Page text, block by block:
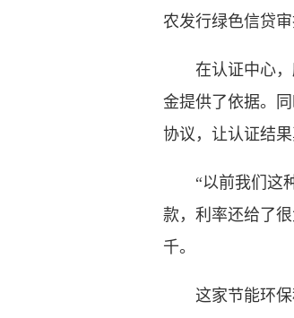
农发行绿色信贷
在认证中心，所
金提供了依据。
协议，让认证结
“以前我们这种
款，利率还给了
千。
这家节能环保科